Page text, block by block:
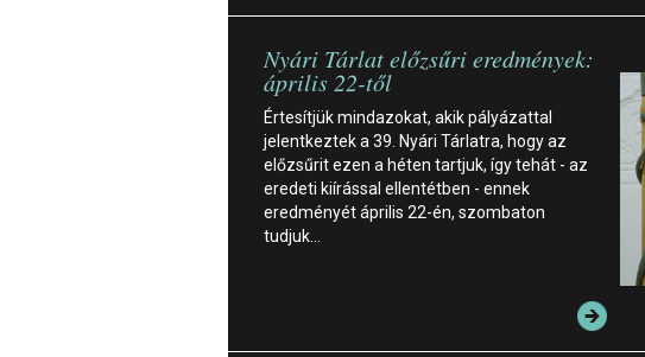
Nyári Tárlat előzsűri eredmények:
április 22-től
Értesítjük mindazokat, akik pályázattal
jelentkeztek a 39. Nyári Tárlatra, hogy az
előzsűrit ezen a héten tartjuk, így tehát - az
eredeti kiírással ellentétben - ennek
eredményét április 22-én, szombaton
tudjuk…